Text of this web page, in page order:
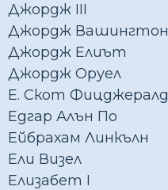
Джордж III
Джордж Вашингтон
Джордж Елиът
Джордж Оруел
Е. Скот Фицджералд
Едгар Алън По
Ейбрахам Линкълн
Ели Визел
Елизабет І